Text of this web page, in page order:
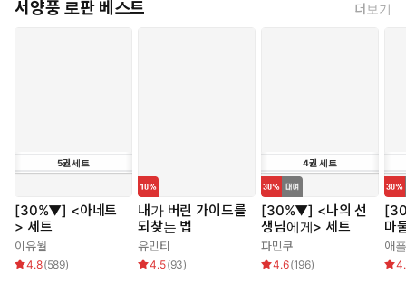
서양풍 로판 베스트 더보기
5권세트
[30%▼] <아네트
> 세트
이유월
4.8(589)
내가 버린 가이드를
되찾는 법
유민티
4.5(93)
4권세트
[30%▼] <나의 선
생님에게> 세트
파민쿠
4.6(196)
마
애